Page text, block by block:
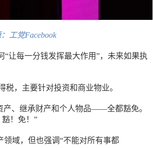
工党Facebook
让每一分钱发挥最大作用”，未来如果执
，主要针对投资和商业物业。
产、继承财产和个人物品——全都豁免。
豁！免！”
领域，但也强调“不能对所有事都